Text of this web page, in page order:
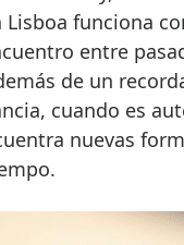
funciona
entre
de un
cuando es
nuevas